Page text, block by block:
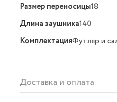
Размер переносицы18
Длина заушника140
КомплектацияФутляр и
Доставка и оплата